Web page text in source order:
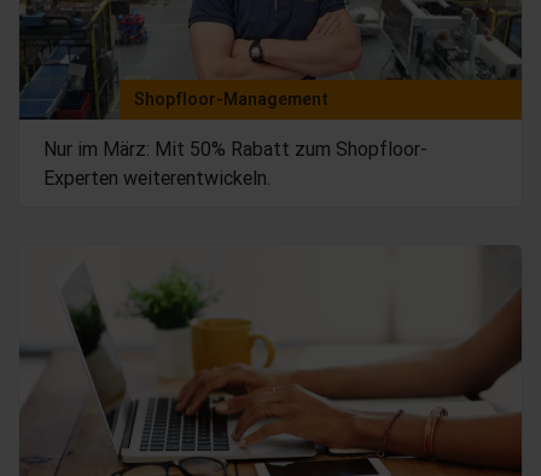
Shopfloor-Management
Nur im März: Mit 50% Rabatt zum Shopfloor-
Experten weiterentwickeln.